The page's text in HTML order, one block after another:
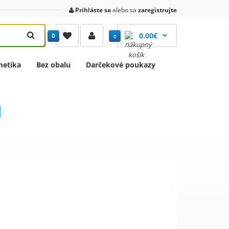
Prihláste saalebo sa zaregistrujte
0 0 0.00€
Bez obalu Darčekové poukazy